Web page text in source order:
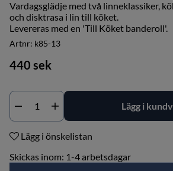
Vardagsglädje med två linneklassiker,
och disktrasa i lin till köket.
Levereras med en 'Till Köket banderoll'.
Artnr: k85-13
440 sek
Lägg i
Lägg i önskelistan
Skickas inom: 1-4 arbetsdagar